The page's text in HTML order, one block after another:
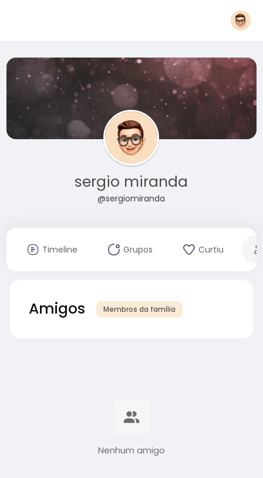
sergio miranda
@sergiomiranda
Timeline Grupos Curtiu
Amigos Membros da família
Nenhum amigo